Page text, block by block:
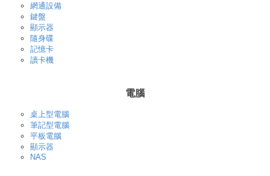
網通設備
鍵盤
顯示器
隨身碟
記憶卡
讀卡機
電腦
桌上型電腦
筆記型電腦
平板電腦
顯示器
NAS